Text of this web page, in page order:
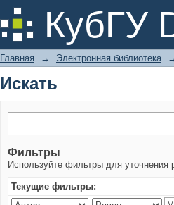
КубГУ
Искать
Главная → Электронная библиотека
Искать
Фильтры
Используйте фильтры для уточнения
Текущие фильтры: